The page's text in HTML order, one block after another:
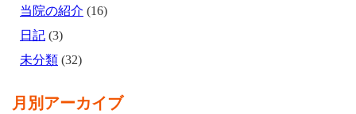
当院の紹介 (16)
日記 (3)
未分類 (32)
月別アーカイブ